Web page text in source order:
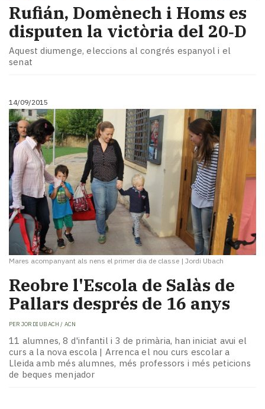
​Rufián, Domènech i Homs es
disputen la victòria del 20‑D
Aquest diumenge, eleccions al congrés espanyol i el
senat
14/09/2015
Mares acompanyant als nens el primer dia de classe | Jordi Ubach
Reobre l'Escola de Salàs de
Pallars després de 16 anys
PER JORDI UBACH / ACN
11 alumnes, 8 d'infantil i 3 de primària, han iniciat avui el
curs a la nova escola | Arrenca el nou curs escolar a
Lleida amb més alumnes, més professors i més peticions
de beques menjador